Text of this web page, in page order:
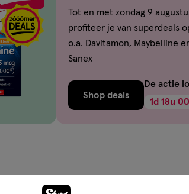
Tot en met zondag 9
profiteer je van superdeals
o.a. Davitamon, Maybelline
Sanex
Shop deals
De actie
1d 18u 00